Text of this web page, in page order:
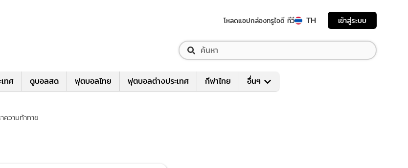
โหลดแอปกล่องทรูไอดี ทีวี TH เข้าสู่ระบบ
ทศ ดูบอลสด ฟุตบอลไทย ฟุตบอลต่างประเทศ กีฬาไทย อื่นๆ
ความท้าทาย